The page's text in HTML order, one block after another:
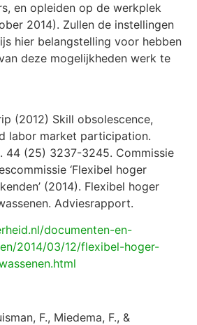
en opleiden op de werkplek
2014). Zullen de instellingen
hier belangstelling voor hebben
deze mogelijkheden werk te
(2012) Skill obsolescence,
labor market participation.
44 (25) 3237-3245. Commissie
‘Flexibel hoger
(2014). Flexibel hoger
Adviesrapport.
documenten-en-
2014/03/12/flexibel-hoger-
F., Miedema, F., &